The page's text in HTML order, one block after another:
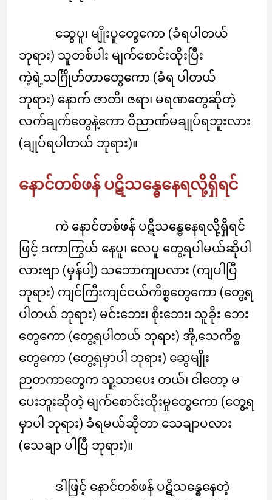
ဆွေပူ၊ မျိုးပူတွေကော (ခံရပါတယ်
ဘုရား) သူတစ်ပါး မျက်စောင်းထိုးပြီး
ကဲ့ရဲ့သင်္ဂြိုဟ်တာတွေကော (ခံရ ပါတယ်
ဘုရား) နောက် ဇာတိ၊ ဇရာ၊ မရဏတွေဆိုတဲ့
လက်ချက်တွေနဲ့ကော ဝိညာဏ်မချုပ်ရဘူးလား
(ချုပ်ရပါတယ် ဘုရား)။
နောင်တစ်ဖန် ပဋိသန္ဓေနေရလို့ရှိရင်
ကဲ နောင်တစ်ဖန် ပဋိသန္ဓေနေရလို့ရှိရင်
ဖြင့် ဒကာကြွယ် နေပူ၊ လေပူ တွေ့ရပါမယ်ဆိုပါ
လားဗျာ (မှန်ပါ့) သဘောကျပလား (ကျပါပြီ
ဘုရား) ကျင်ကြီးကျင်ငယ်ကိစ္စတွေကော (တွေ့ရ
ပါတယ် ဘုရား) မင်းဘေး၊ စိုးဘေး၊ သူခိုး ဘေး
တွေကော (တွေ့ရပါတယ် ဘုရား) အို,သေကိစ္စ
တွေကော (တွေ့ရမှာပါ ဘုရား) ဆွေမျိုး
ဉာတကာတွေက သူ့သာပေး တယ်၊ ငါတော့ မ
ပေးဘူးဆိုတဲ့ မျက်စောင်းထိုးမှုတွေကော (တွေ့ရ
မှာပါ ဘုရား) ခံရမယ်ဆိုတာ သေချာပလား
(သေချာ ပါပြီ ဘုရား)။
ဒါဖြင့် နောင်တစ်ဖန် ပဋိသန္ဓေနေတဲ့